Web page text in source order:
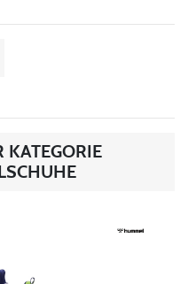
KATEGORIE